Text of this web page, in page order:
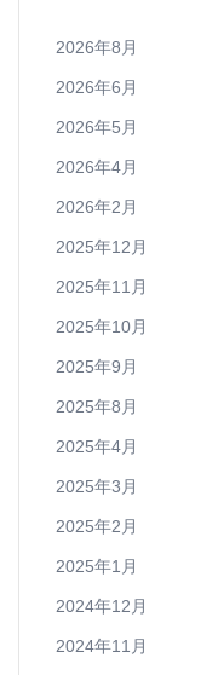
2026年8月
2026年6月
2026年5月
2026年4月
2026年2月
2025年12月
2025年11月
2025年10月
2025年9月
2025年8月
2025年4月
2025年3月
2025年2月
2025年1月
2024年12月
2024年11月